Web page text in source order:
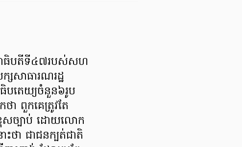
ធិបតីទី៤៧របស់សហ
សសាធារណរដ្ឋ
បតេយ្យចំនួន៦រូប
ា ពួកគេត្រូវតែ
សច្បាប់ ដោយលោក
ថា ជាជនក្បត់ជាតិ